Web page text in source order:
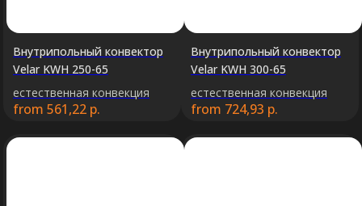
Внутрипольный конвектор
Velar KWH 250-65
естественная конвекция
from 561,22 р.
Внутрипольный конвектор
Velar KWH 300-65
естественная конвекция
from 724,93 р.